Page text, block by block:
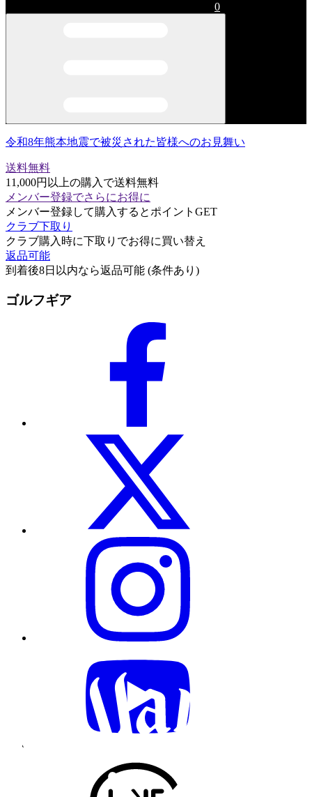
0
令和8年熊本地震で被災された皆様へのお見舞い
送料無料
11,000円以上の購入で送料無料
メンバー登録でさらにお得に
メンバー登録して購入するとポイントGET
クラブ下取り
クラブ購入時に下取りでお得に買い替え
返品可能
到着後8日以内なら返品可能 (条件あり)
ゴルフギア